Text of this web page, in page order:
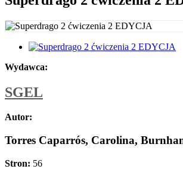
Wydawca:
SGEL
Autor:
Torres Caparrós, Carolina,
Stron: 56